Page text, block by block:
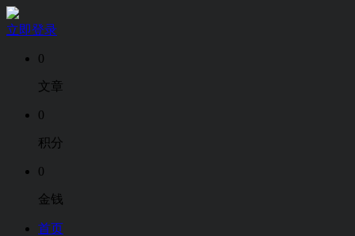
立即登录
0
文章
0
积分
0
金钱
首页